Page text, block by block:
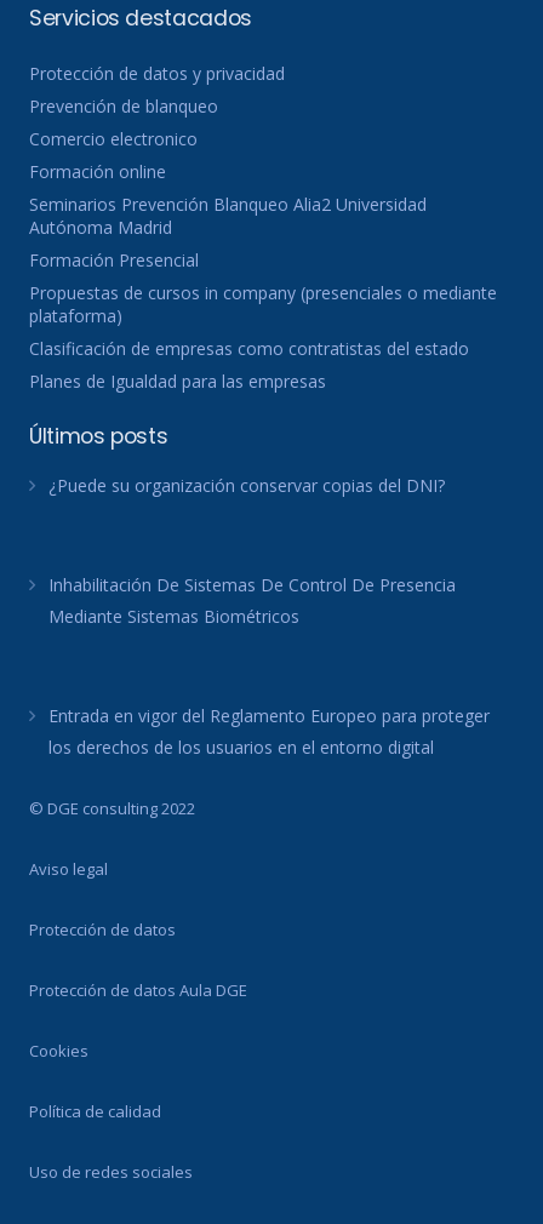
Servicios destacados
Protección de datos y privacidad
Prevención de blanqueo
Comercio electronico
Formación online
Seminarios Prevención Blanqueo Alia2 Universidad
Autónoma Madrid
Formación Presencial
Propuestas de cursos in company (presenciales o mediante
plataforma)
Clasificación de empresas como contratistas del estado
Planes de Igualdad para las empresas
Últimos posts
¿Puede su organización conservar copias del DNI?
Inhabilitación De Sistemas De Control De Presencia
Mediante Sistemas Biométricos
Entrada en vigor del Reglamento Europeo para proteger
los derechos de los usuarios en el entorno digital
© DGE consulting 2022
Aviso legal
Protección de datos
Protección de datos Aula DGE
Cookies
Política de calidad
Uso de redes sociales